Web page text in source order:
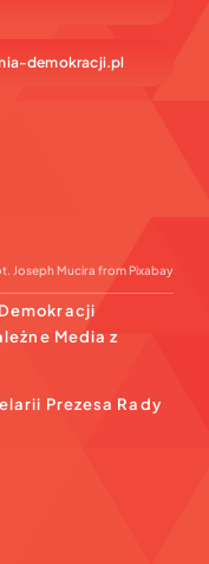
demokracji.pl
Joseph Mucira fromPixabay
Media z
Prezesa Rady